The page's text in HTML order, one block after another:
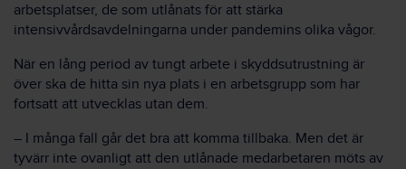
arbetsplatser, de som utlånats för att stärka
intensivvårdsavdelningarna under pandemins olika vågor.
När en lång period av tungt arbete i skyddsutrustning är
över ska de hitta sin nya plats i en arbetsgrupp som har
fortsatt att utvecklas utan dem.
­– I många fall går det bra att komma tillbaka. Men det är
tyvärr inte ovanligt att den utlånade medarbetaren möts av